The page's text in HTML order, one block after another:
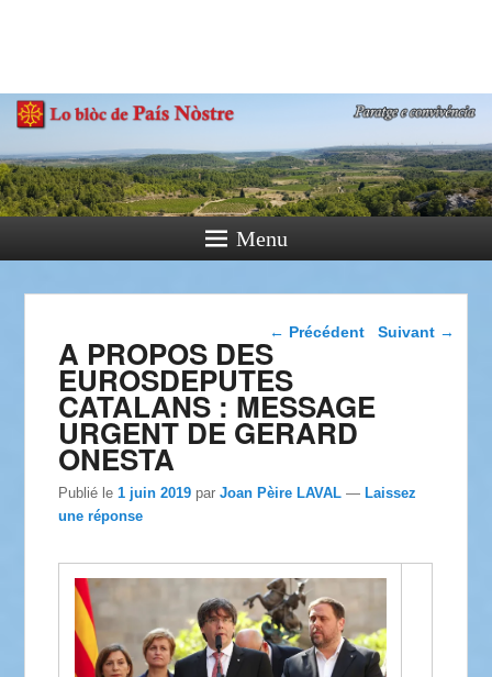
Paratge e Convivència
Menu
Navigation dans les
← Précédent Suivant →
A PROPOS DES
EUROSDEPUTES
CATALANS : MESSAGE
URGENT DE GERARD
ONESTA
Publié le1 juin 2019 parJoan Pèire LAVAL —Laissez
une réponse